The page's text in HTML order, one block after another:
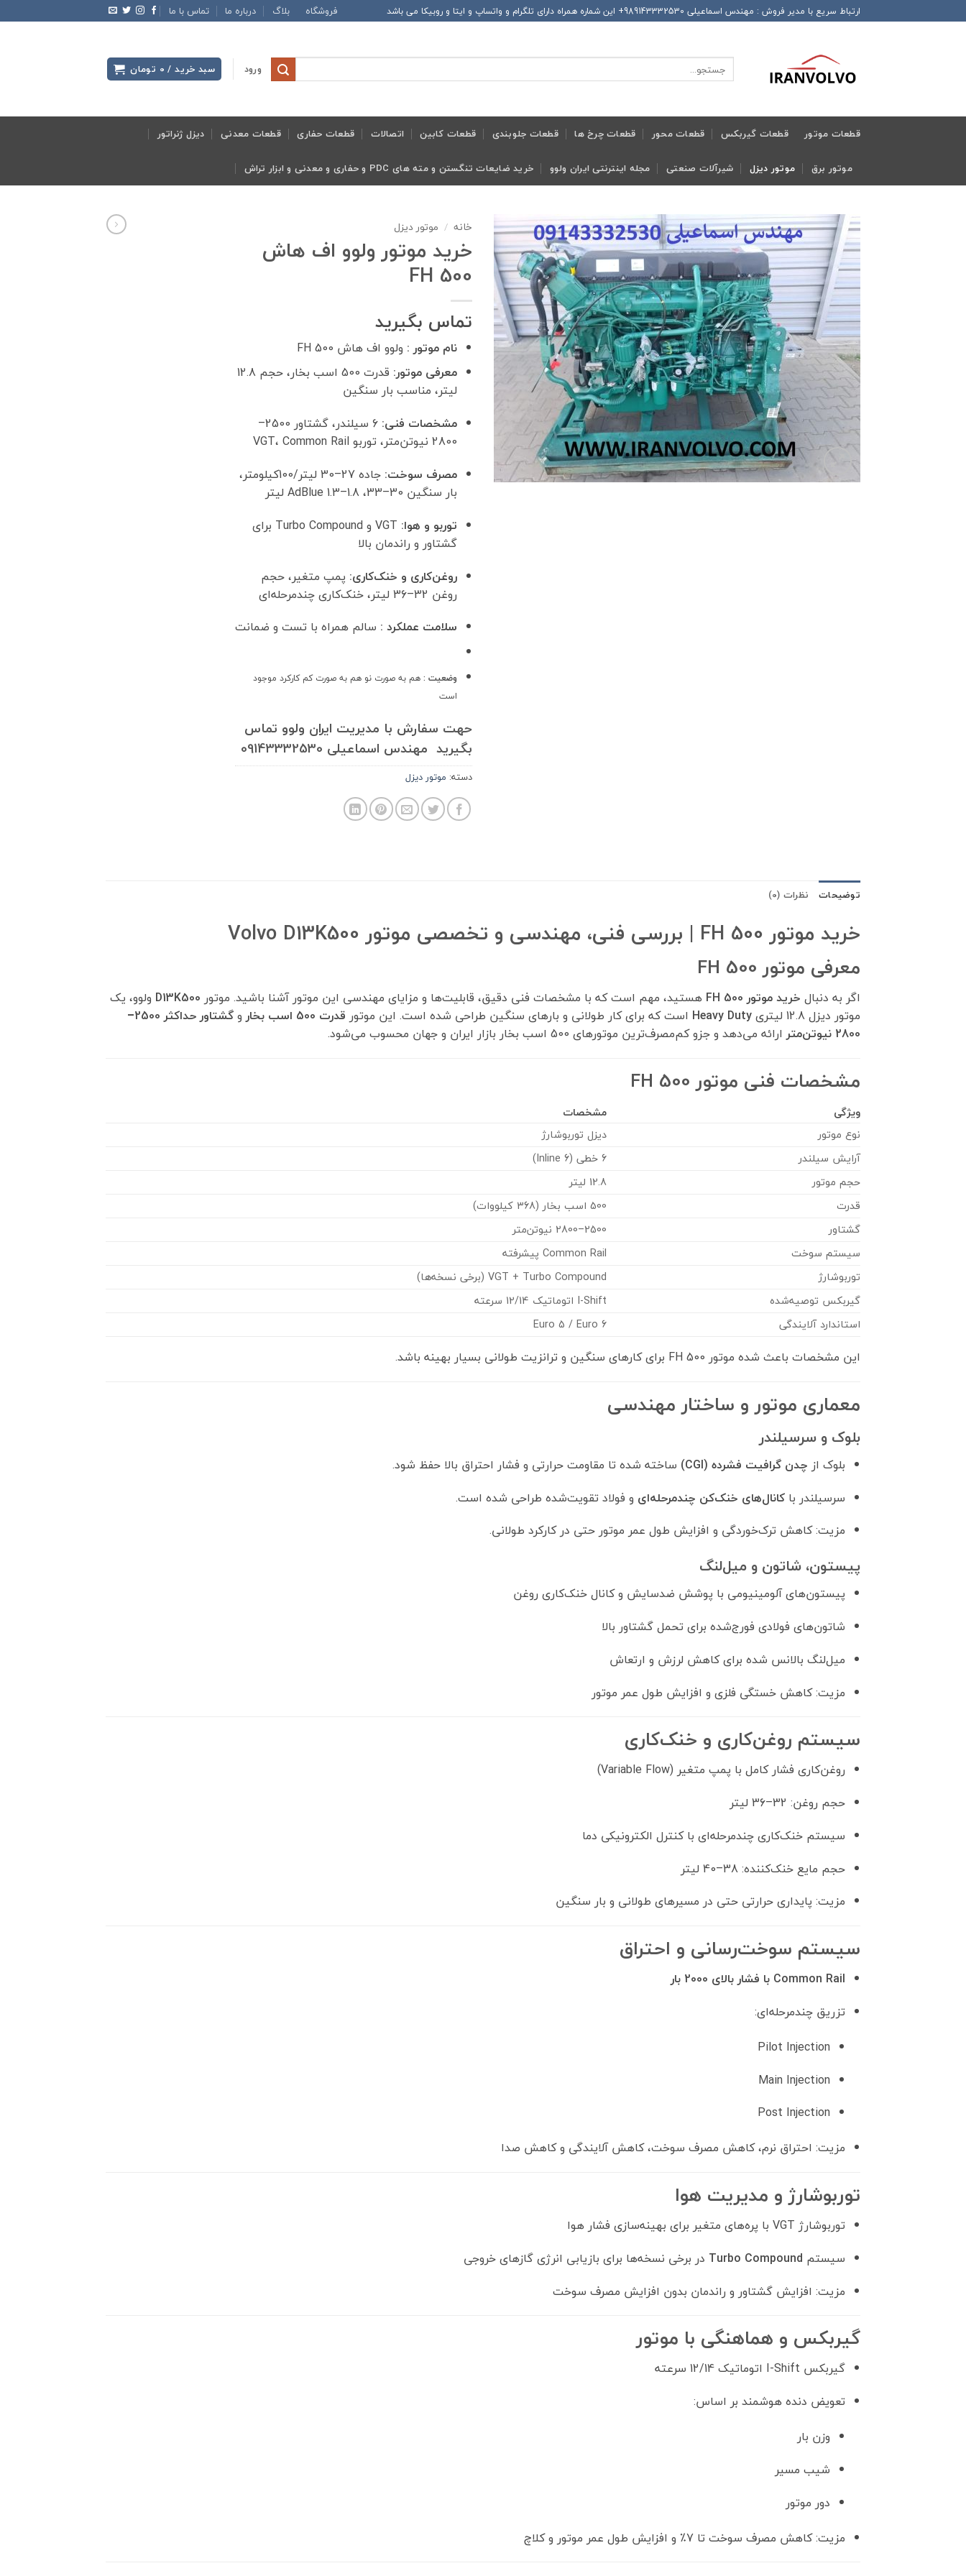
to
ارتباط سریع با مدیر فروش : مهندس اسماعیلی 989143332530+ این شماره همراه دارای تلگرام و واتساپ و ایتا و روبیکا می باشد فروشگاه بلاگ درباره ما تماس با ما
جستجو
برای:
ورود سبد خرید / 0 تومان
قطعات موتور قطعات گیربکس قطعات محور قطعات چرخ ها قطعات جلوبندی قطعات کابین اتصالات قطعات حفاری قطعات معدنی دیزل ژنراتور
موتور برق موتور دیزل شیرآلات صنعتی مجله اینترنتی ایران ولوو خرید ضایعات تنگستن و مته های PDC و حفاری و معدنی و ابزار تراش
خانه / موتور دیزل
خرید موتور ولوو اف هاش
500 FH
تماس بگیرید
نام موتور : ولوو اف هاش 500 FH
معرفی موتور:
قدرت 500 اسب بخار، حجم 12.8
لیتر، مناسب بار سنگین
مشخصات فنی:
6 سیلندر، گشتاور 2500–
2800 نیوتن‌متر، توربو VGT، Common Rail
مصرف سوخت:
جاده 27–30 لیتر/100کیلومتر،
بار سنگین 30–33، AdBlue 1.3–1.8 لیتر
توربو و هوا:
VGT و Turbo Compound برای
گشتاور و راندمان بالا
روغن‌کاری و خنک‌کاری: پمپ متغیر، حجم
روغن 32–36 لیتر، خنک‌کاری چندمرحله‌ای
سلامت عملکرد : سالم همراه با تست و ضمانت
وضعیت :هم به صورت نو هم به صورت کم کارکرد موجود
است
حهت سفارش با مدیریت ایران ولوو تماس
بگیرید مهندس اسماعیلی 09143332530
دسته: موتور دیزل
توضیحات نظرات (0)
خرید موتور FH 500 | بررسی فنی، مهندسی و تخصصی موتور Volvo D13K500
معرفی موتور FH 500
اگر به دنبال خرید موتور FH 500 هستید، مهم است که با مشخصات فنی دقیق، قابلیت‌ها و مزایای مهندسی این موتور آشنا باشید. موتور D13K500 ولوو، یک
موتور دیزل 12.8 لیتری
Heavy Duty است که برای کار طولانی و بارهای سنگین طراحی شده است. این موتور قدرت 500 اسب بخار و
گشتاور حداکثر 2500–
2800 نیوتن‌متر
ارائه می‌دهد و جزو کم‌مصرف‌ترین موتورهای 500 اسب بخار بازار ایران و جهان محسوب می‌شود.
مشخصات فنی موتور FH 500
ویژگی
مشخصات
نوع موتور
دیزل توربوشارژ
آرایش سیلندر
6 خطی (Inline 6)
حجم موتور
12.8 لیتر
قدرت
500 اسب بخار (368 کیلووات)
گشتاور
2500–2800 نیوتن‌متر
سیستم سوخت
Common Rail پیشرفته
توربوشارژ
VGT + Turbo Compound (برخی نسخه‌ها)
گیربکس توصیه‌شده
I-Shift اتوماتیک 12/14 سرعته
استاندارد آلایندگی
Euro 5 / Euro 6
این مشخصات باعث شده موتور FH 500 برای کارهای سنگین و ترانزیت طولانی بسیار بهینه باشد.
معماری موتور و ساختار مهندسی
بلوک و سرسیلندر
بلوک از چدن گرافیت فشرده (CGI)
ساخته شده تا مقاومت حرارتی و فشار احتراق بالا حفظ شود.
سرسیلندر با کانال‌های خنک‌کن چندمرحله‌ای و فولاد تقویت‌شده طراحی شده است.
مزیت: کاهش ترک‌خوردگی و افزایش طول عمر موتور حتی در کارکرد طولانی.
پیستون، شاتون و میل‌لنگ
پیستون‌های آلومینیومی با پوشش ضدسایش و کانال خنک‌کاری روغن
شاتون‌های فولادی فورج‌شده برای تحمل گشتاور بالا
میل‌لنگ بالانس شده برای کاهش لرزش و ارتعاش
مزیت: کاهش خستگی فلزی و افزایش طول عمر موتور
سیستم روغن‌کاری و خنک‌کاری
روغن‌کاری فشار کامل با پمپ متغیر (Variable Flow)
حجم روغن: 32–36 لیتر
سیستم خنک‌کاری چندمرحله‌ای با کنترل الکترونیکی دما
حجم مایع خنک‌کننده: 38–40 لیتر
مزیت: پایداری حرارتی حتی در مسیرهای طولانی و بار سنگین
سیستم سوخت‌رسانی و احتراق
Common Rail با فشار بالای 2000 بار
تزریق چندمرحله‌ای:
Pilot Injection
Main Injection
Post Injection
مزیت: احتراق نرم، کاهش مصرف سوخت، کاهش آلایندگی و کاهش صدا
توربوشارژ و مدیریت هوا
توربوشارژ VGT با پره‌های متغیر برای بهینه‌سازی فشار هوا
سیستم Turbo Compound در برخی نسخه‌ها برای بازیابی انرژی گازهای خروجی
مزیت: افزایش گشتاور و راندمان بدون افزایش مصرف سوخت
گیربکس و هماهنگی با موتور
گیربکس I-Shift اتوماتیک 12/14 سرعته
تعویض دنده هوشمند بر اساس:
وزن بار
شیب مسیر
دور موتور
مزیت: کاهش مصرف سوخت تا 7٪ و افزایش طول عمر موتور و کلاچ